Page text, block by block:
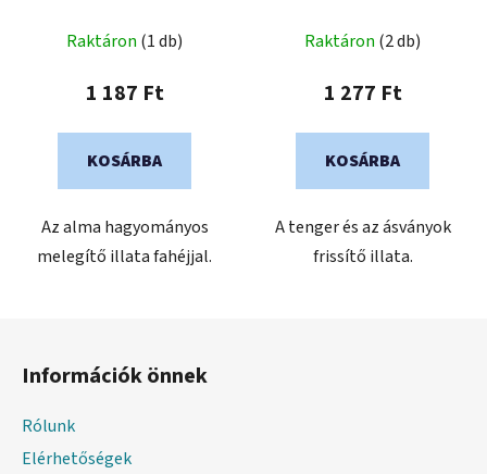
Raktáron (1 db)
1 187 Ft
KOSÁRBA
Az alma hagyományos
melegítő illata fahéjjal.
Raktáron (2 db)
1 277 Ft
KOSÁRBA
A tenger és az ásványok
frissítő illata.
Információk önnek
Rólunk
Elérhetőségek